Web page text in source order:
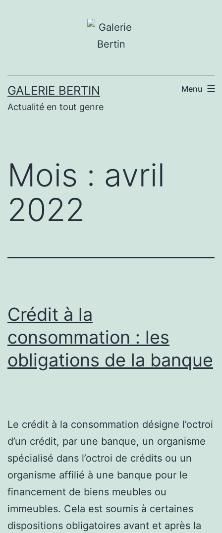
GALERIE BERTIN
Actualité en tout genre
Menu
Mois : avril
2022
Crédit à la
consommation : les
obligations de la banque
Le crédit à la consommation désigne l’octroi
d’un crédit, par une banque, un organisme
spécialisé dans l’octroi de crédits ou un
organisme affilié à une banque pour le
financement de biens meubles ou
immeubles. Cela est soumis à certaines
dispositions obligatoires avant et après la